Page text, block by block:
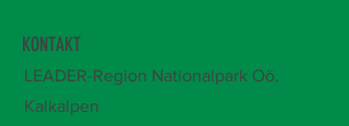
KONTAKT
LEADER-Region Nationalpark Oö.
Kalkalpen